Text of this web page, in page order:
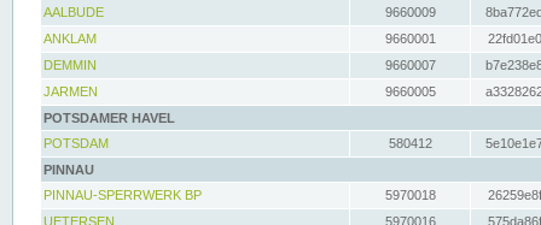
AALBUDE
9660009
ANKLAM
9660001
DEMMIN
9660007
JARMEN
9660005
POTSDAMER HAVEL
POTSDAM
580412
PINNAU
PINNAU-SPERRWERK BP
5970018
UETERSEN
5970016